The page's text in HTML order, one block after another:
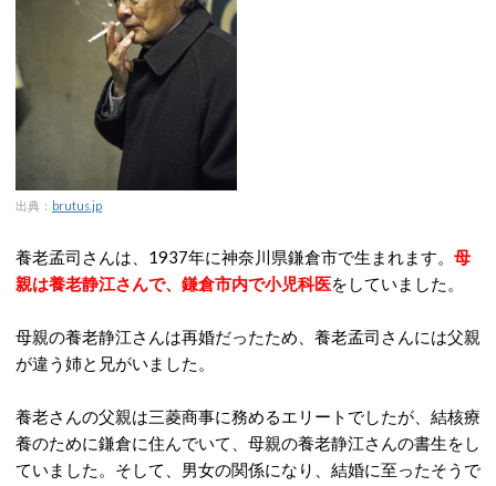
出典： brutus.jp
養老孟司さんは、1937年に神奈川県鎌倉市で生まれます。 母
親は養老静江さんで、鎌倉市内で小児科医をしていました。
母親の養老静江さんは再婚だったため、養老孟司さんには父親
が違う姉と兄がいました。
養老さんの父親は三菱商事に務めるエリートでしたが、結核療
養のために鎌倉に住んでいて、母親の養老静江さんの書生をし
ていました。そして、男女の関係になり、結婚に至ったそうで